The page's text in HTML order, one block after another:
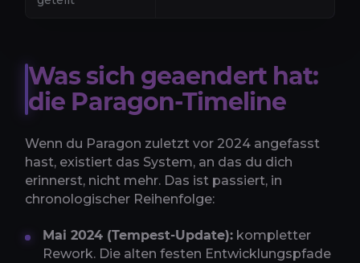
Was sich geaendert hat:
die Paragon-Timeline
Wenn du Paragon zuletzt vor 2024 angefasst
hast, existiert das System, an das du dich
erinnerst, nicht mehr. Das ist passiert, in
chronologischer Reihenfolge:
Mai 2024 (Tempest-Update): kompletter
Rework. Die alten festen Entwicklungspfade